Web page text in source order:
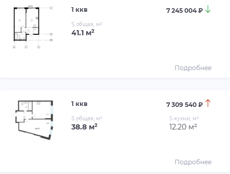
1 ккв 7 245 004 ₽
S общая, м²
41.1 м²
Подробнее
1 ккв 7 309 540 ₽
S общая, м²
38.8 м²
S кухни, м²
12.20 м²
Подробнее